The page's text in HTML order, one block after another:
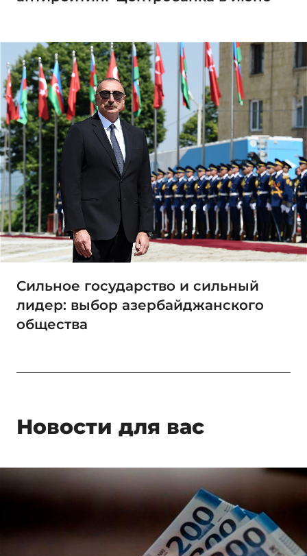
Сильное государство и сильный
лидер: выбор азербайджанского
общества
Новости для вас